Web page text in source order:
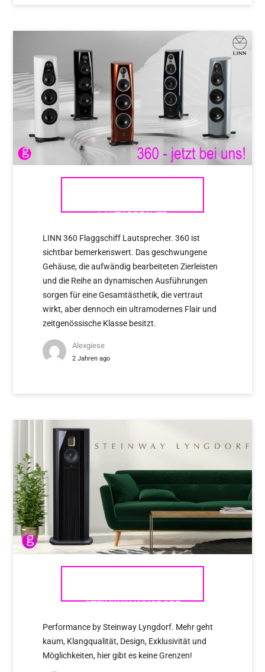
LAUTSPRECHER
LINN 360 Flaggschiff Lautsprecher. 360 ist
sichtbar bemerkenswert. Das geschwungene
Gehäuse, die aufwändig bearbeiteten Zierleisten
und die Reihe an dynamischen Ausführungen
sorgen für eine Gesamtästhetik, die vertraut
wirkt, aber dennoch ein ultramodernes Flair und
zeitgenössische Klasse besitzt.
Alexgiese
2 Jahren ago
STEINWAY LYNGDORF
Performance by Steinway Lyngdorf. Mehr geht
kaum, Klangqualität, Design, Exklusivität und
Möglichkeiten, hier gibt es keine Grenzen!